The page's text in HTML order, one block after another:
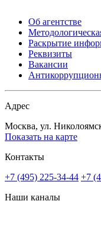
Об агентстве
Раскрытие
Реквизиты
Вакансии
Адрес
Москва, ул.
Показать на карте
Контакты
+7 (495) 225-34-44 +7
Наши каналы